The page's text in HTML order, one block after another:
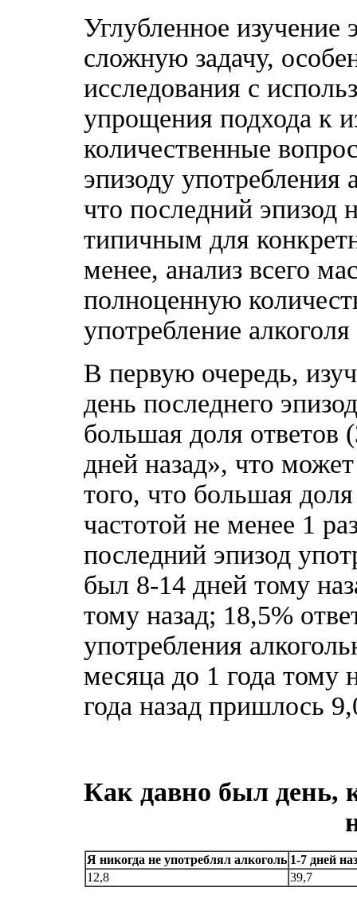
Углубленное изучение
сложную задачу,
исследования с
упрощения подхода к
количественные
эпизоду
что последний эпизод
типичным для
менее, анализ всего
полноценную
употребление
В первую очередь,
день последнего
большая доля ответов
дней назад», что
того, что большая
частотой не менее 1
последний эпизод
был 8-14 дней тому
тому назад; 18,5%
употребления
месяца до 1 года тому
года назад пришлось
Как давно был день,
Я никогда не употреблял алкоголь 1-7 дней
12,8
39,7